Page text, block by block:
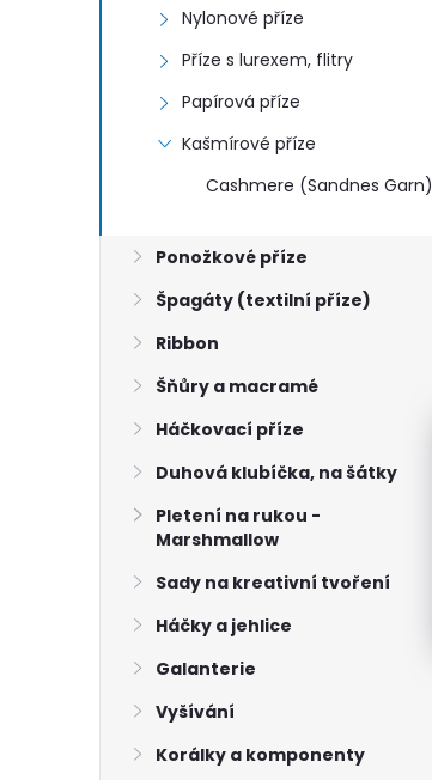
Nylonové příze
Příze s lurexem, flitry
Papírová příze
Kašmírové příze
Cashmere (Sandnes Garn)
Ponožkové příze
Špagáty (textilní příze)
Ribbon
Šňůry a macramé
Háčkovací příze
Duhová klubíčka, na šátky
Pletení na rukou -
Marshmallow
Sady na kreativní tvoření
Háčky a jehlice
Galanterie
Vyšívání
Korálky a komponenty